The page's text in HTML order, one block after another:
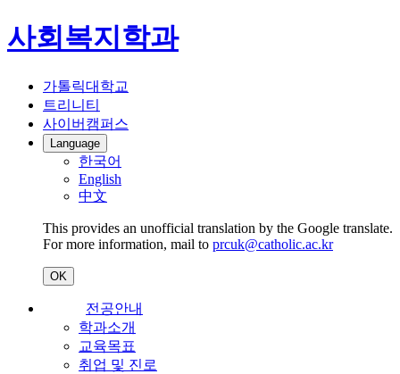
사회복지학과
가톨릭대학교
트리니티
사이버캠퍼스
Language
한국어
English
中文
This provides an unofficial translation by the Google translate.
For more information, mail to prcuk@catholic.ac.kr
OK
전공안내
학과소개
교육목표
취업 및 진로